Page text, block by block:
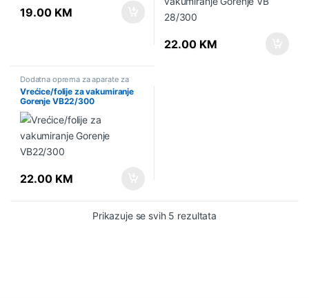
19.00 KM
22.00 KM
Dodatna oprema za aparate za
pripremu hrane Mali kućanski
aparati,Sniženo
Vrećice/folije za vakumiranje
Gorenje VB22/300
22.00 KM
Prikazuje se svih 5 rezultata